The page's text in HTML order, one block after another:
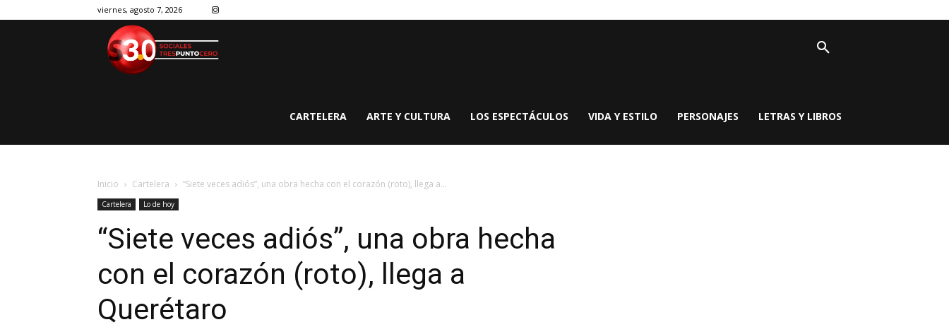
viernes, agosto 7, 2026
CARTELERA ARTE Y CULTURA LOS ESPECTÁCULOS VIDA Y ESTILO PERSONAJES LETRAS Y LIBROS
Inicio Cartelera “Siete veces adiós”, una obra hecha con el corazón (roto), llega a...
Cartelera Lo de hoy
“Siete veces adiós”, una obra hecha
con el corazón (roto), llega a
Querétaro